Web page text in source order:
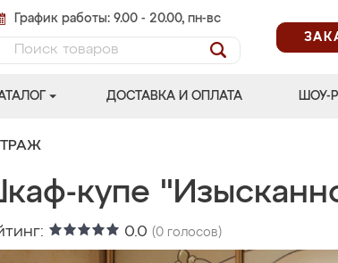
График работы: 9.00 - 20.00, пн-вс
ДОСТАВКА И ОПЛАТА ШОУ-
купе
0.0 (0 голосов)